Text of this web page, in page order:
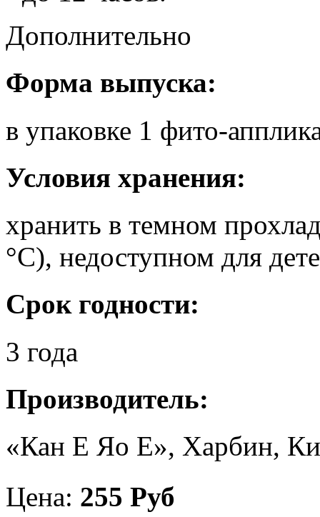
Дополнительно
Форма выпуска:
в упаковке 1 фито-
Условия хранения:
хранить в темном
°С), недоступном для
Срок годности:
3 года
Производитель:
«Кан Е Яо Е», Харбин,
Цена: 255 Руб